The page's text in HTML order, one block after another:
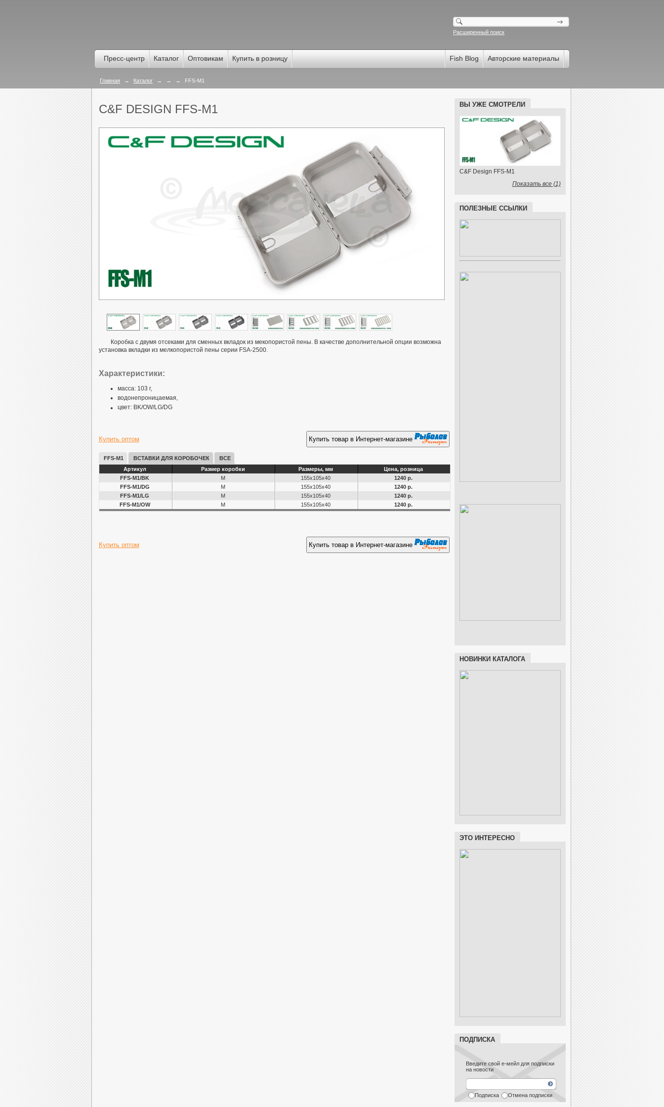
Расширенный поиск
Пресс-центр Каталог Оптовикам Купить в розницу Fish Blog Авторские материалы
Главная → Каталог → → → FFS-M1
C&F DESIGN FFS-M1
Коробка с двумя отсеками для сменных вкладок из мекопористой пены. В качестве дополнительной опции возможна
установка вкладки из мелкопористой пены серии FSA-2500.
Характеристики:
масса: 103 г,
водонепроницаемая,
цвет: BK/OW/LG/DG
Купить оптом Купить товар в Интернет-магазине
FFS-M1 ВСТАВКИ ДЛЯ КОРОБОЧЕК
ВСЕ
Артикул
Размер коробки Размеры, мм
Цена, розница
FFS-M1/BK
M 155x105x40
1240 р.
FFS-M1/DG
M 155x105x40
1240 р.
FFS-M1/LG
M 155x105x40
1240 р.
FFS-M1/OW
M 155x105x40 1240 р.
Купить оптом Купить товар в Интернет-магазине
ВЫ УЖЕ СМОТРЕЛИ
C&F Design FFS-M1
Показать все (1)
ПОЛЕЗНЫЕ ССЫЛКИ
НОВИНКИ КАТАЛОГА
ЭТО ИНТЕРЕСНО
ПОДПИСКА
Введите свой е-мейл для подписки
на новости
Подписка Отмена подписки